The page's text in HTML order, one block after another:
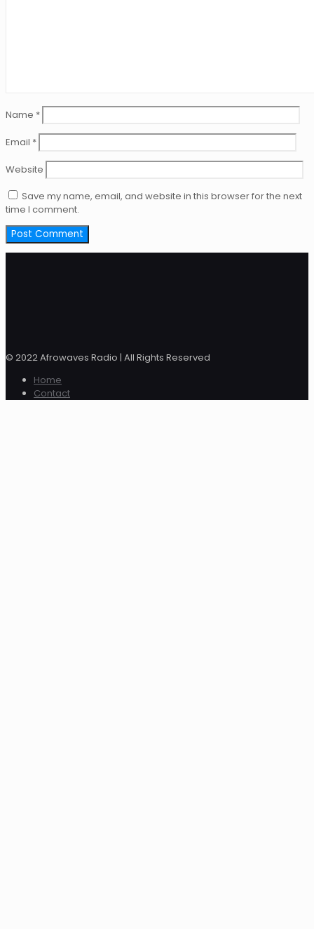
Name *
Email *
Website
Save my name, email, and website in this browser for the next
time I comment.
© 2022 Afrowaves Radio | All Rights Reserved
Home
Contact